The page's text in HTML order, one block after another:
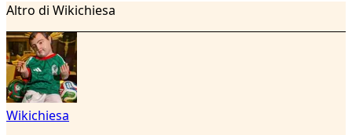
Altro di Wikichiesa
Wikichiesa